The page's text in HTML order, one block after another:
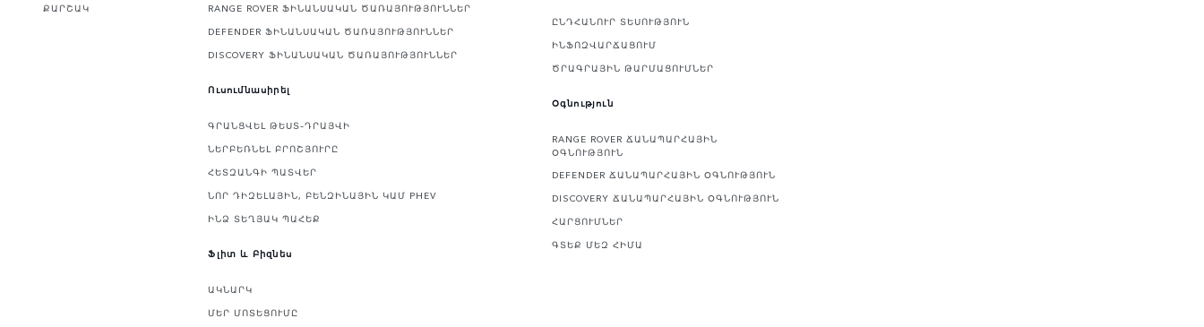
ՔԱՐՇԱԿ
RANGE ROVER ՖԻՆԱՆՍԱԿԱՆ ԾԱՌԱՅՈՒԹՅՈՒՆՆԵՐ
DEFENDER ՖԻՆԱՆՍԱԿԱՆ ԾԱՌԱՅՈՒԹՅՈՒՆՆԵՐ
DISCOVERY ՖԻՆԱՆՍԱԿԱՆ ԾԱՌԱՅՈՒԹՅՈՒՆՆԵՐ
Ուսումնասիրել
ԳՐԱՆՑՎԵԼ ԹԵՍՏ–ԴՐԱՅՎԻ
ՆԵՐԲԵՌՆԵԼ ԲՐՈՇՅՈՒՐԸ
ՀԵՏԶԱՆԳԻ ՊԱՏՎԵՐ
ՆՈՐ ԴԻԶԵԼԱՅԻՆ, ԲԵՆԶԻՆԱՅԻՆ ԿԱՄ PHEV
ԻՆՁ ՏԵՂՅԱԿ ՊԱՀԵՔ
Ֆլիտ և Բիզնես
ԱԿՆԱՐԿ
ՄԵՐ ՄՈՏԵՑՈՒՄԸ
ԸՆԴՀԱՆՈՒՐ ՏԵՍՈՒԹՅՈՒՆ
ԻՆՖՈԶՎԱՐՃԱՑՈՒՄ
ԾՐԱԳՐԱՅԻՆ ԹԱՐՄԱՑՈՒՄՆԵՐ
Օգնություն
RANGE ROVER ՃԱՆԱՊԱՐՀԱՅԻՆ
ՕԳՆՈՒԹՅՈՒՆ
DEFENDER ՃԱՆԱՊԱՐՀԱՅԻՆ ՕԳՆՈՒԹՅՈՒՆ
DISCOVERY ՃԱՆԱՊԱՐՀԱՅԻՆ ՕԳՆՈՒԹՅՈՒՆ
ՀԱՐՑՈՒՄՆԵՐ
ԳՏԵՔ ՄԵԶ ՀԻՄԱ